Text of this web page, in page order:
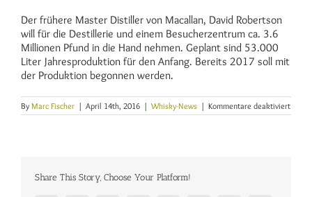
Der frühere Master Distiller von Macallan, David Robertson
will für die Destillerie und einem Besucherzentrum ca. 3.6
Millionen Pfund in die Hand nehmen. Geplant sind 53.000
Liter Jahresproduktion für den Anfang. Bereits 2017 soll mit
der Produktion begonnen werden.
By Marc Fischer | April 14th, 2016 | Whisky-News | Kommentare deaktiviertfür
Share This Story, Choose Your Platform!